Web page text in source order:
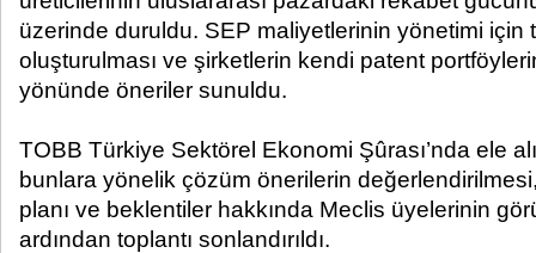
üzerinde duruldu. SEP maliyetlerinin yönetimi için
oluşturulması ve şirketlerin kendi patent
yönünde öneriler sunuldu.
TOBB Türkiye Sektörel Ekonomi Şûrası’nda ele
bunlara yönelik çözüm önerilerin
planı ve beklentiler hakkında Meclis üyelerinin
ardından toplantı sonlandırıldı.